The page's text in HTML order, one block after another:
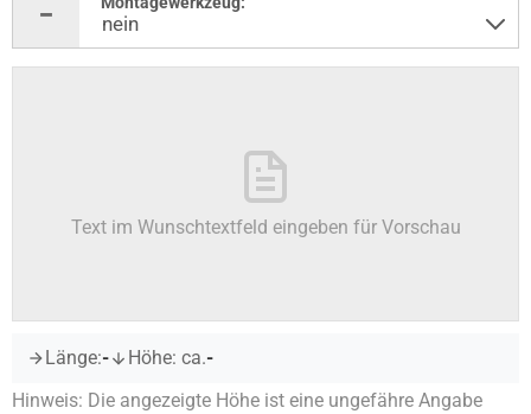
Text im Wunschtextfeld eingeben für Vorschau
Länge:- Höhe: ca.-
Hinweis: Die angezeigte Höhe ist eine ungefähre Angabe